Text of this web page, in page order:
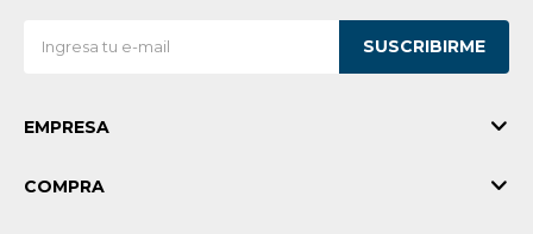
SUSCRIBIRME
EMPRESA
COMPRA